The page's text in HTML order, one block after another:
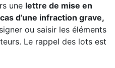
une lettre de mise en
d’une infraction grave,
ou saisir les éléments
Le rappel des lots est